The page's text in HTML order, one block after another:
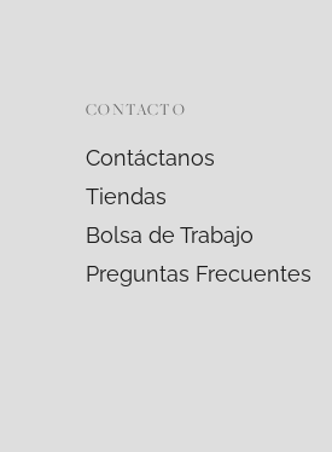
CONTACTO
Contáctanos
Tiendas
Bolsa de Trabajo
Preguntas Frecuentes